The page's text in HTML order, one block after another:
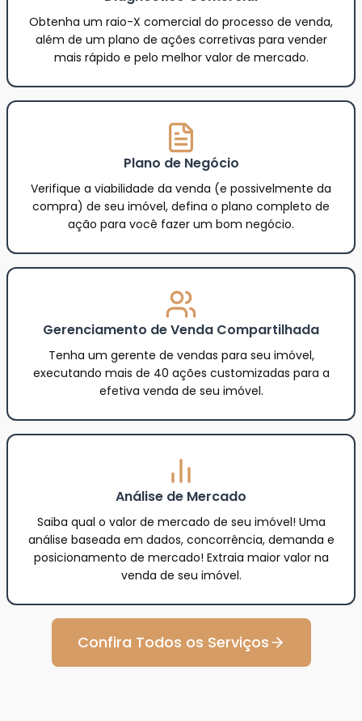
Obtenha um raio-X comercial do processo de venda,
além de um plano de ações corretivas para vender
mais rápido e pelo melhor valor de mercado.
Plano de Negócio
Verifique a viabilidade da venda (e possivelmente da
compra) de seu imóvel, defina o plano completo de
ação para você fazer um bom negócio.
Gerenciamento de Venda Compartilhada
Tenha um gerente de vendas para seu imóvel,
executando mais de 40 ações customizadas para a
efetiva venda de seu imóvel.
Análise de Mercado
Saiba qual o valor de mercado de seu imóvel! Uma
análise baseada em dados, concorrência, demanda e
posicionamento de mercado! Extraia maior valor na
venda de seu imóvel.
Confira Todos os Serviços